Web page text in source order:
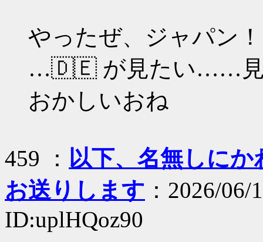
やったぜ、ジャパン
…🇩🇪 が見たい……見
おかしいおね
459 ： 以下、名無しに
お送りします ：2026/
ID:uplHQoz90